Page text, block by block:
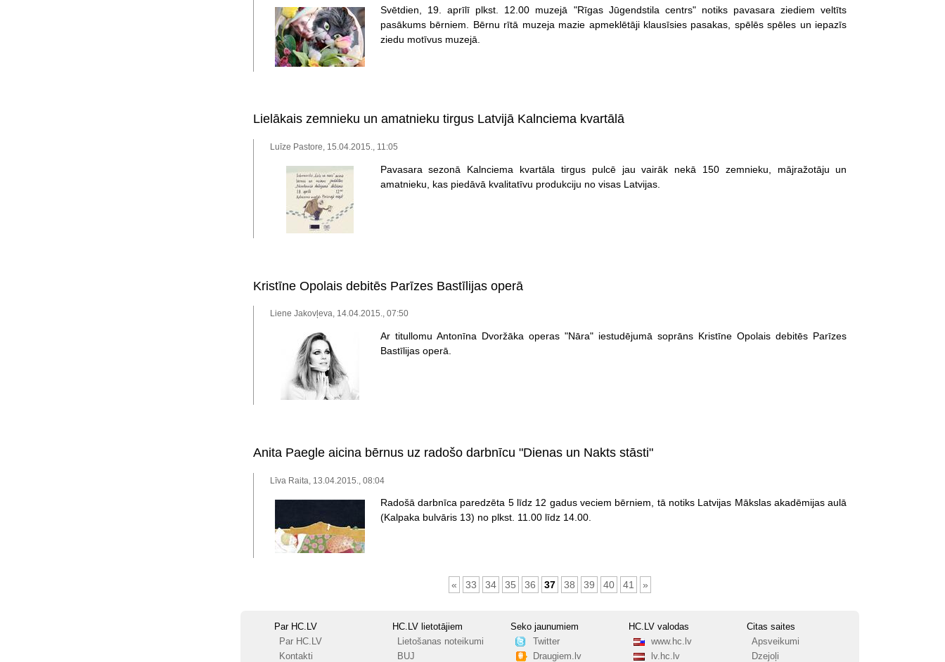
Svētdien, 19. aprīlī plkst. 12.00 muzejā "Rīgas Jūgendstila centrs" notiks pavasara ziediem veltīts
pasākums bērniem. Bērnu rītā muzeja mazie apmeklētāji klausīsies pasakas, spēlēs spēles un iepazīs
ziedu motīvus muzejā.
Lielākais zemnieku un amatnieku tirgus Latvijā Kalnciema kvartālā
Luīze Pastore, 15.04.2015., 11:05
Pavasara sezonā Kalnciema kvartāla tirgus pulcē jau vairāk nekā 150 zemnieku, mājražotāju un
amatnieku, kas piedāvā kvalitatīvu produkciju no visas Latvijas.
Kristīne Opolais debitēs Parīzes Bastīlijas operā
Liene Jakovļeva, 14.04.2015., 07:50
Ar titullomu Antonīna Dvoržāka operas "Nāra" iestudējumā soprāns Kristīne Opolais debitēs Parīzes
Bastīlijas operā.
Anita Paegle aicina bērnus uz radošo darbnīcu "Dienas un Nakts stāsti"
Līva Raita, 13.04.2015., 08:04
Radošā darbnīca paredzēta 5 līdz 12 gadus veciem bērniem, tā notiks Latvijas Mākslas akadēmijas aulā
(Kalpaka bulvāris 13) no plkst. 11.00 līdz 14.00.
« 33 34 35 36 37 38 39 40 41 »
Par HC.LV
Par HC.LV
Kontakti
HC.LV lietotājiem
Lietošanas noteikumi
BUJ
Seko jaunumiem
Twitter
Draugiem.lv
HC.LV valodas
www.hc.lv
lv.hc.lv
Citas saites
Apsveikumi
Dzejoļi